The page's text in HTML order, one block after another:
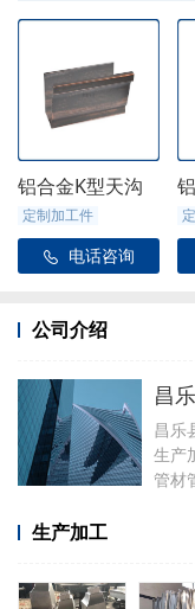
铝合金K型天沟
定制加工件
 电话咨询
公司介绍
昌
昌乐
生产
管材
件、
雨水
生产加工